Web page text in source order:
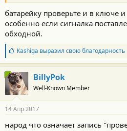
батарейку проверьте и в ключе
особенно если сигналка
обходной.
Б
л
а
г
о
д
а
н
с
Kashiga выразил свою благодарность
BillyPok
Well-Known Member
14 Апр 2017
народ что означает запись